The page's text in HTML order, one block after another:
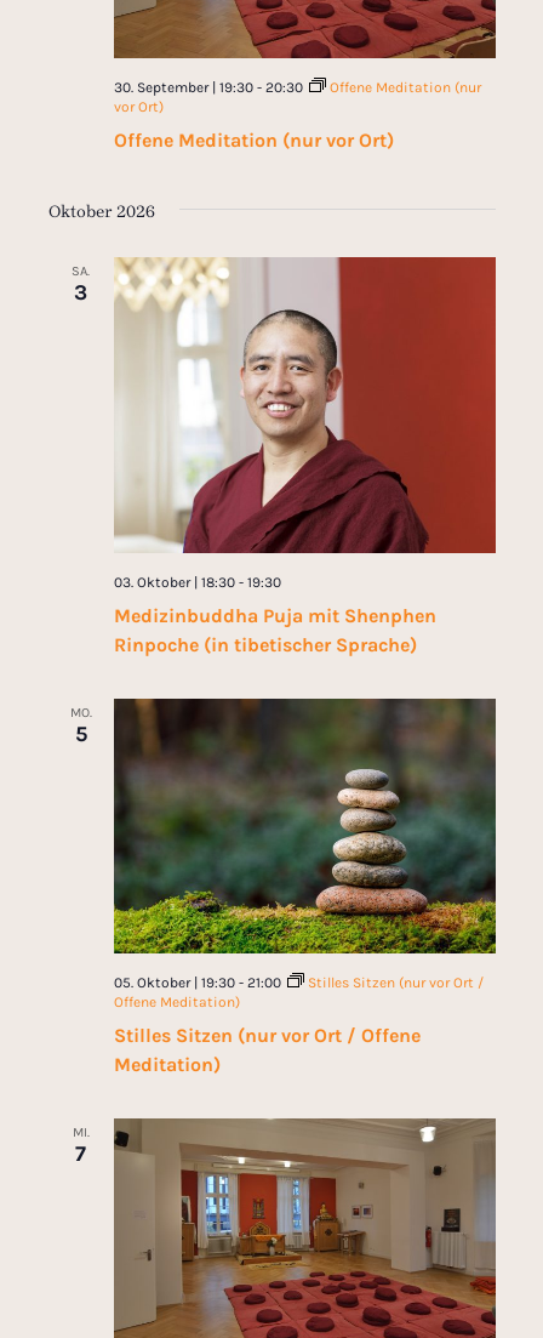
Offene Meditation (nur vor Ort)
30. September | 19:30- 20:30
Offene Meditation (nur
vor Ort)
Oktober 2026
SA.
3
Medizinbuddha Puja mit Shenphen
Rinpoche (in tibetischer Sprache)
03. Oktober | 18:30- 19:30
MO.
5
Stilles Sitzen (nur vor Ort / Offene
Meditation)
05. Oktober | 19:30- 21:00
Stilles Sitzen (nur vor Ort /
Offene Meditation)
MI.
7